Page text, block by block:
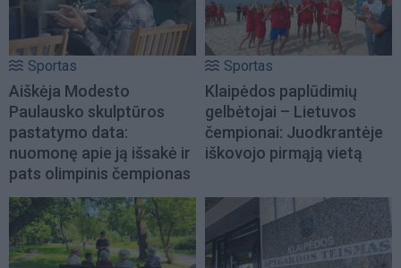
Sportas
Aiškėja Modesto
Paulausko skulptūros
pastatymo data:
nuomonę apie ją išsakė ir
pats olimpinis čempionas
Sportas
Klaipėdos paplūdimių
gelbėtojai – Lietuvos
čempionai: Juodkrantėje
iškovojo pirmąją vietą